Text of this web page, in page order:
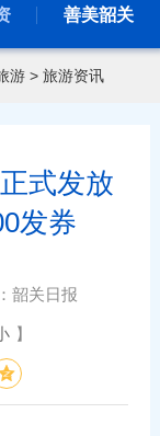
善美韶关
游> 旅游资讯
式发放
发券
韶关日报
】